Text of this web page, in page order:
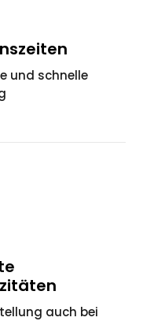
und schnelle
auch bei